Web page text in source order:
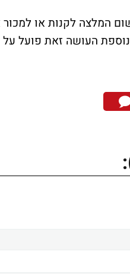
המלצה לקנות או
נוספת העושה זאת פועל
: